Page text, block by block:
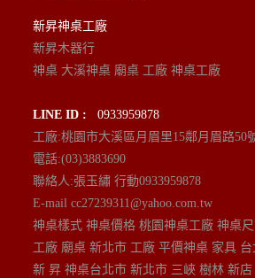
新昇神桌工廠
新昇木器行
神桌 大溪神桌 廟桌 工廠 神桌工廠
LINE ID :
0933959878
工廠:桃園市大溪區月眉里15鄰月眉路50
電話:(03)3883690
聯絡人:張玉繡 行動0933959878
E-mail cc27239311@yahoo.com.tw
神桌樣式 神桌價格 桃園神桌工廠 神桌
工廠 廟桌 新北市 工廠 平價神桌 家具
新 昇 神桌台北市 新北市 三峽 樹林 新